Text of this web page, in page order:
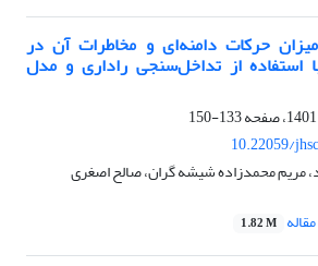
حرکات دامنه‌ای و مخاطرات آن در
از تداخل‌سنجی راداری و مدل
133-150
10.22059/
مریم محمدزاده شیشه گران، صالح اصغری
1.82 M